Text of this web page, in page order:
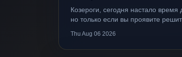
Козероги, сегодня настало время
но только если вы проявите
Thu Aug 06 2026